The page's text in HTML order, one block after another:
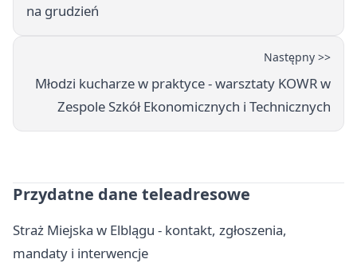
na grudzień
Następny >>
Młodzi kucharze w praktyce - warsztaty KOWR w
Zespole Szkół Ekonomicznych i Technicznych
Przydatne dane teleadresowe
Straż Miejska w Elblągu - kontakt, zgłoszenia,
mandaty i interwencje